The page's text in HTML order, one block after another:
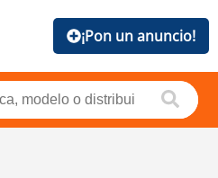
¡Pon un anuncio!